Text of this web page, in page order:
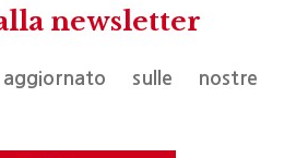
newsletter
sulle nostre